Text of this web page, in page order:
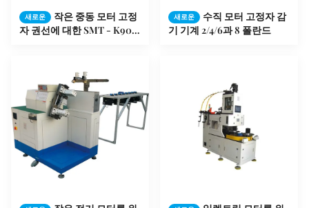
새로운
작은 중동 모터 고정
자 권선에 대한 SMT - K90
새로운
수직 모터 고정자 감
기 기계 2/4/6과 8 폴란드